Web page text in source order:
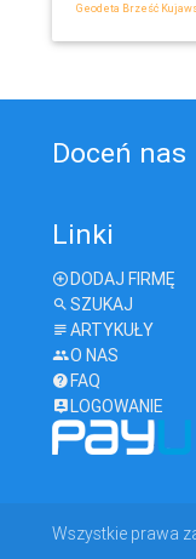
Geodeta Brześć
Doceń nas
Linki
DODAJ FIRMĘ
SZUKAJ
ARTYKUŁY
O NAS
FAQ
LOGOWANIE
Wszystkie prawa